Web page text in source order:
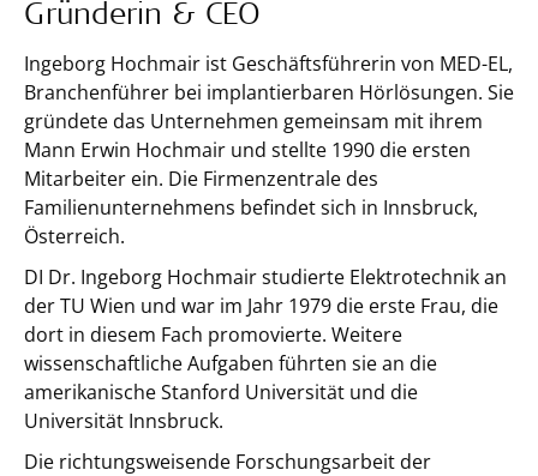
Gründerin & CEO
Ingeborg Hochmair ist Geschäftsführerin von MED-EL,
Branchenführer bei implantierbaren Hörlösungen. Sie
gründete das Unternehmen gemeinsam mit ihrem
Mann Erwin Hochmair und stellte 1990 die ersten
Mitarbeiter ein. Die Firmenzentrale des
Familienunternehmens befindet sich in Innsbruck,
Österreich.
DI Dr. Ingeborg Hochmair studierte Elektrotechnik an
der TU Wien und war im Jahr 1979 die erste Frau, die
dort in diesem Fach promovierte. Weitere
wissenschaftliche Aufgaben führten sie an die
amerikanische Stanford Universität und die
Universität Innsbruck.
Die richtungsweisende Forschungsarbeit der